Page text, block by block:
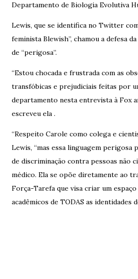
Departamento de Biologia Evolutiva
Lewis, que se identifica no Twitter
feminista Blewish”, chamou a defesa
de “perigosa”.
“Estou chocada e frustrada com as
transfóbicas e prejudiciais feitas por
departamento nesta entrevista à Fox
escreveu ela .
“Respeito Carole como colega e
Lewis, “mas essa linguagem perigosa
de discriminação contra pessoas não
médico. Ela se opõe diretamente ao
Força-Tarefa que visa criar um
acadêmicos de TODAS as identidades